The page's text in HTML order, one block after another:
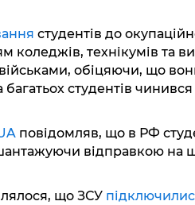
студентів до
коледжів, технікумів та
обіцяючи, що
багатьох студентів
повідомляв, що в РФ
відправкою на
що ЗСУ